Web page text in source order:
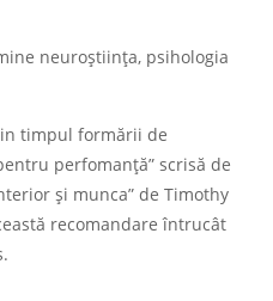
neuroștiința, psihologia
timpul formării de
perfomanță” scrisă de
și munca” de Timothy
recomandare întrucât